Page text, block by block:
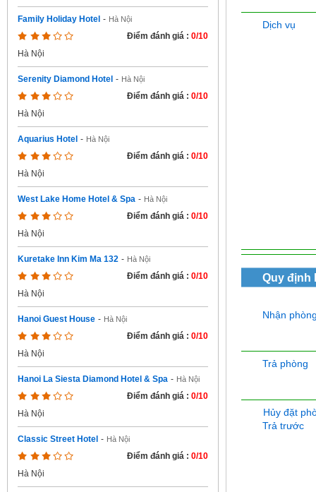
Family Holiday Hotel - Hà Nội
Điểm đánh giá : 0/10
Hà Nội
Serenity Diamond Hotel - Hà Nội
Điểm đánh giá : 0/10
Hà Nội
Aquarius Hotel - Hà Nội
Điểm đánh giá : 0/10
Hà Nội
West Lake Home Hotel & Spa - Hà Nội
Điểm đánh giá : 0/10
Hà Nội
Kuretake Inn Kim Ma 132 - Hà Nội
Điểm đánh giá : 0/10
Hà Nội
Hanoi Guest House - Hà Nội
Điểm đánh giá : 0/10
Hà Nội
Hanoi La Siesta Diamond Hotel & Spa - Hà Nội
Điểm đánh giá : 0/10
Hà Nội
Classic Street Hotel - Hà Nội
Điểm đánh giá : 0/10
Hà Nội
Dịch vụ
Quy định
Nhận
Trả phòng
Hủy đặt
Trả trước